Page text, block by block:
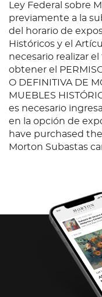
Ley Federal sobre
previamente a la
del horario de
Históricos y el
necesario realizar
obtener el
O DEFINITIVA DE
MUEBLES
es necesario
en la opción de
have purchased
Morton Subastas